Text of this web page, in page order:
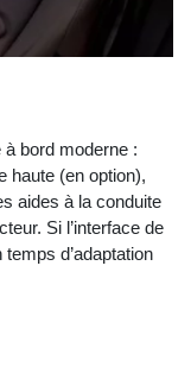
bord moderne :
haute (en option),
aides à la conduite
Si l’interface de
d’adaptation